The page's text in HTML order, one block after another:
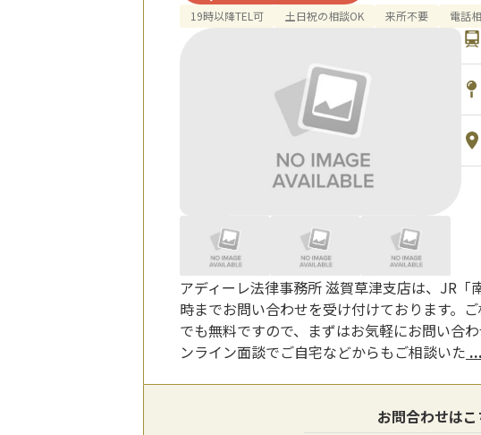
19時以降TEL可 土日祝の相談OK 来所不要 電話
アディーレ法律事務所 滋賀草津支店は、JR
時までお問い合わせを受け付けております。
でも無料ですので、まずはお気軽にお問い合
ンライン面談でご自宅などからもご相談いた
お問合わせは